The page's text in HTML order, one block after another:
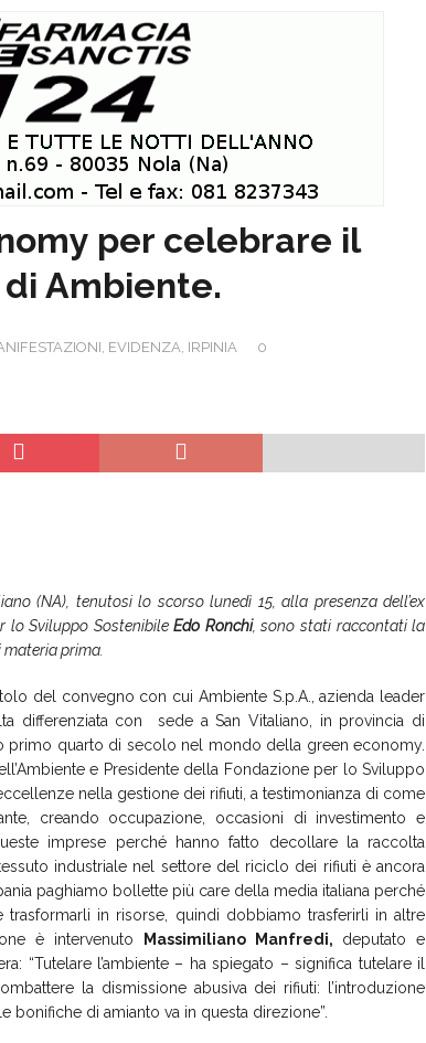
per celebrare il
Ambiente.
, EVIDENZA, IRPINIA 0
(NA), tenutosi lo scorso lunedì 15, alla presenza dell’ex
lo Sviluppo SostenibileEdo Ronchi, sono stati raccontati la
materia prima.
del convegno con cui Ambiente S.p.A., azienda leader
differenziata con sede a San Vitaliano, in provincia di
primo quarto di secolo nel mondo della green economy.
e Presidente della Fondazione per lo Sviluppo
nella gestione dei rifiuti, a testimonianza di come
creando occupazione, occasioni di investimento e
imprese perché hanno fatto decollare la raccolta
industriale nel settore del riciclo dei rifiuti è ancora
paghiamo bollette più care della media italiana perché
in risorse, quindi dobbiamo trasferirli in altre
è intervenuto
Massimiliano Manfredi, deputato e
“Tutelare l’ambiente – ha spiegato – significa tutelare il
la dismissione abusiva dei rifiuti: l’introduzione
bonifiche di amianto va in questa direzione”.